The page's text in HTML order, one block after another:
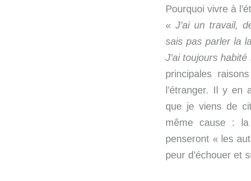
Pourquoi vivre à
« J’ai un travail,
sais pas parler la
J’ai toujours
principales
l’étranger. Il y en
que je viens de
même cause : la
penseront « les
peur d’échouer et